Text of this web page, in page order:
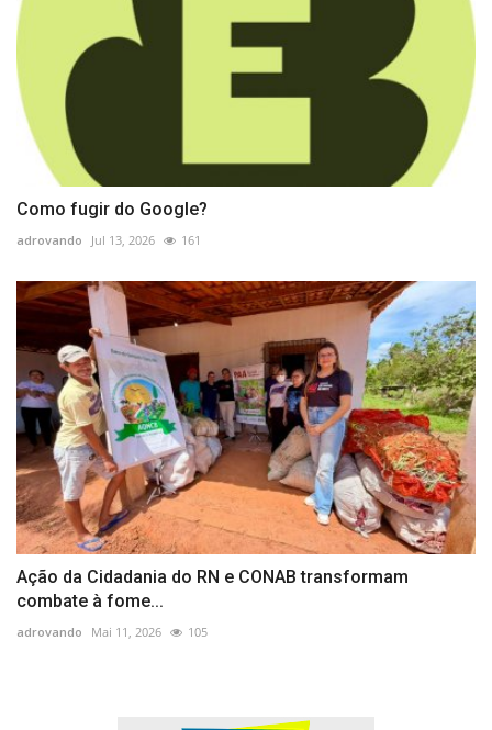
Como fugir do Google?
adrovando Jul 13, 2026 161
Ação da Cidadania do RN e CONAB transformam
combate à fome...
adrovando Mai 11, 2026 105